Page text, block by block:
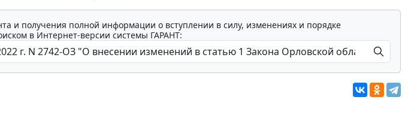
и получения полной информации о вступлении в силу, изменениях и порядке
в Интернет-версии системы ГАРАНТ: